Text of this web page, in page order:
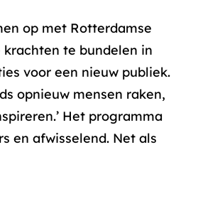
op met Rotterdamse
krachten te bundelen in
voor een nieuw publiek.
opnieuw mensen raken,
Het programma
en afwisselend. Net als